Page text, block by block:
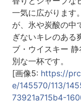
一気に広がります
が、氷や炭酸の中
ぎないキレのある
ブ・ウイスキー
別な一杯です。
[画像5: https://
e/145570/113/
73921a715b4-